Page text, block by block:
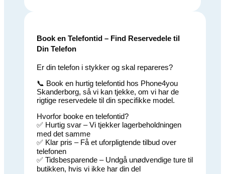
Book en Telefontid – Find Reservedele til
Din Telefon
Er din telefon i stykker og skal repareres?
📞 Book en hurtig telefontid hos Phone4you
Skanderborg, så vi kan tjekke, om vi har de
rigtige reservedele til din specifikke model.
Hvorfor booke en telefontid?
✅ Hurtig svar – Vi tjekker lagerbeholdningen
med det samme
✅ Klar pris – Få et uforpligtende tilbud over
telefonen
✅ Tidsbesparende – Undgå unødvendige ture til
butikken, hvis vi ikke har din del